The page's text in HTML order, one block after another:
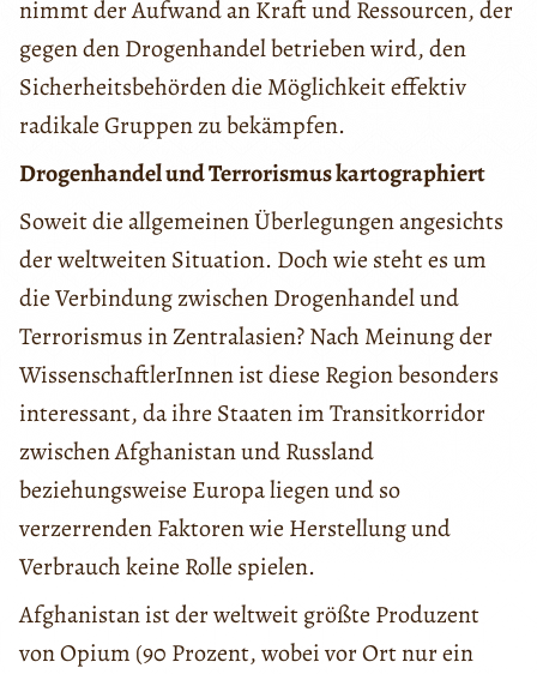
nimmt der Aufwand an Kraft und Ressourcen, der
gegen den Drogenhandel betrieben wird, den
Sicherheitsbehörden die Möglichkeit effektiv
radikale Gruppen zu bekämpfen.
Drogenhandel und Terrorismus kartographiert
Soweit die allgemeinen Überlegungen angesichts
der weltweiten Situation. Doch wie steht es um
die Verbindung zwischen Drogenhandel und
Terrorismus in Zentralasien? Nach Meinung der
WissenschaftlerInnen ist diese Region besonders
interessant, da ihre Staaten im Transitkorridor
zwischen Afghanistan und Russland
beziehungsweise Europa liegen und so
verzerrenden Faktoren wie Herstellung und
Verbrauch keine Rolle spielen.
Afghanistan ist der weltweit größte Produzent
von Opium (90 Prozent, wobei vor Ort nur ein